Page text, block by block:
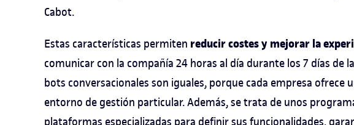
Cabot.
Estas características permiten reducir costes y mejorar la
comunicar con la compañía 24 horas al día durante los 7 días de
bots conversacionales son iguales, porque cada empresa ofrece
entorno de gestión particular. Además, se trata de unos
plataformas especializadas para definir sus funcionalidades,